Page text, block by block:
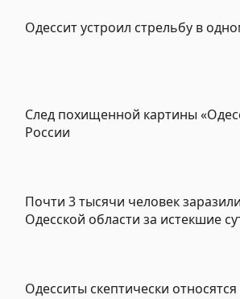
Одессит устроил стрельбу в
След похищенной картины
России
Почти 3 тысячи человек
Одесской области за истекшие
Одесситы скептически